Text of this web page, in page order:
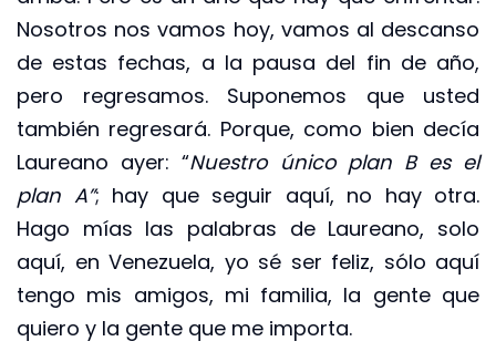
Nosotros nos vamos hoy, vamos al descanso
de estas fechas, a la pausa del fin de año,
pero regresamos. Suponemos que usted
también regresará. Porque, como bien decía
Laureano ayer: “Nuestro único plan B es el
plan A”; hay que seguir aquí, no hay otra.
Hago mías las palabras de Laureano, solo
aquí, en Venezuela, yo sé ser feliz, sólo aquí
tengo mis amigos, mi familia, la gente que
quiero y la gente que me importa.